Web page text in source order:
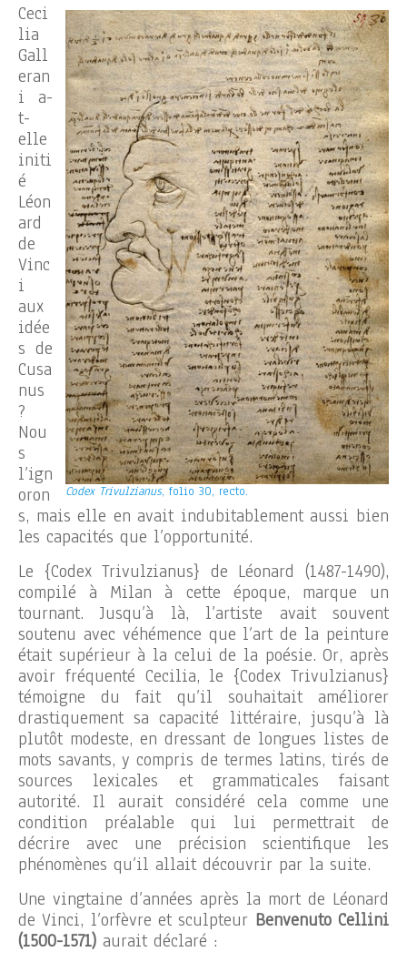
Codex Trivulzianus, folio 30, recto.
Ceci
lia
Gall
eran
i a-
t-
elle
initi
é
Léon
ard
de
Vinc
i
aux
idée
s de
Cusa
nus
?
Nou
s
l’ign
oron
s, mais elle en avait indubitablement aussi bien
les capacités que l’opportunité.
Le {Codex Trivulzianus} de Léonard (1487-1490),
compilé à Milan à cette époque, marque un
tournant. Jusqu’à là, l’artiste avait souvent
soutenu avec véhémence que l’art de la peinture
était supérieur à la celui de la poésie. Or, après
avoir fréquenté Cecilia, le {Codex Trivulzianus}
témoigne du fait qu’il souhaitait améliorer
drastiquement sa capacité littéraire, jusqu’à là
plutôt modeste, en dressant de longues listes de
mots savants, y compris de termes latins, tirés de
sources lexicales et grammaticales faisant
autorité. Il aurait considéré cela comme une
condition préalable qui lui permettrait de
décrire avec une précision scientifique les
phénomènes qu’il allait découvrir par la suite.
Une vingtaine d’années après la mort de Léonard
de Vinci, l’orfèvre et sculpteur Benvenuto Cellini
(1500-1571) aurait déclaré :